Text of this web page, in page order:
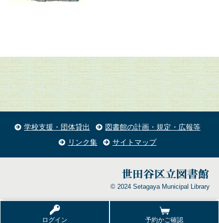
ログイン 予約かご確認
学校支援・団体貸出
図書館の計画・規定・広報等
リンク集
サイトマップ
© 2024 Setagaya Municipal Library